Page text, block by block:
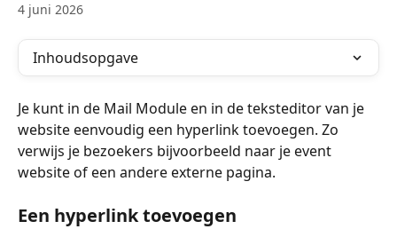
4 juni 2026
Inhoudsopgave
Je kunt in de Mail Module en in de teksteditor van je
website eenvoudig een hyperlink toevoegen. Zo
verwijs je bezoekers bijvoorbeeld naar je event
website of een andere externe pagina.
Een hyperlink toevoegen